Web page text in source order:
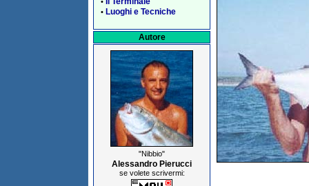
• Luoghi e Tecniche
Autore
"Nibbio"
Alessandro Pierucci
se volete scrivermi: